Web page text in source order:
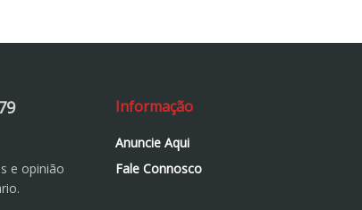
e opinião
Informação
Anuncie Aqui
Fale Connosco